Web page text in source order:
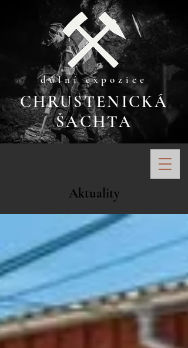
důlní expozice
CHRUSTENICKÁ
ŠACHTA
Aktuality